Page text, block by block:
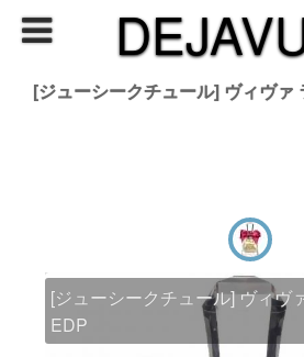
[ジューシークチュール] ヴィヴァ
[ジューシークチュール] ヴィヴ
EDP